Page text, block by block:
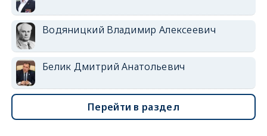
Водяницкий Владимир Алексеевич
Белик Дмитрий Анатольевич
Перейти в раздел